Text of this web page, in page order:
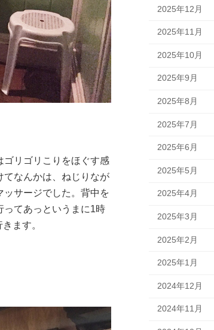
ゴリゴリこりをほぐす感
てなんかは、ねじりなが
ッサージでした。背中を
ってあっというまに1時
ます。
2025年12月
2025年11月
2025年10月
2025年9月
2025年8月
2025年7月
2025年6月
2025年5月
2025年4月
2025年3月
2025年2月
2025年1月
2024年12月
2024年11月